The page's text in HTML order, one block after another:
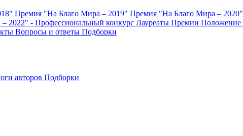
Премия "На Благо Мира – 2019" Премия "На Благо Мира – 2020"
2022" - Профессиональный конкурс Лауреаты Премии
Вопросы и ответы Подборки
авторов Подборки